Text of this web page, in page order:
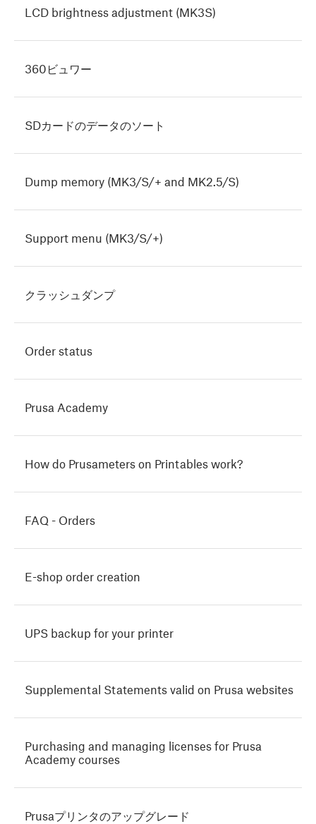
LCD brightness adjustment (MK3S)
360ビュワー
SDカードのデータのソート
Dump memory (MK3/S/+ and MK2.5/S)
Support menu (MK3/S/+)
クラッシュダンプ
Order status
Prusa Academy
How do Prusameters on Printables work?
FAQ - Orders
E-shop order creation
UPS backup for your printer
Supplemental Statements valid on Prusa websites
Purchasing and managing licenses for Prusa
Academy courses
Prusaプリンタのアップグレード